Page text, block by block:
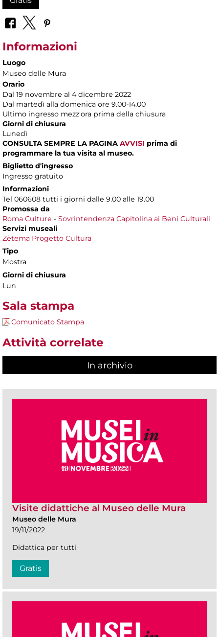
Informazioni
Luogo
Museo delle Mura
Orario
Dal 19 novembre al 4 dicembre 2022
Dal martedì alla domenica ore 9.00-14.00
Ultimo ingresso mezz'ora prima della chiusura
Giorni di chiusura
Lunedì
CONSULTA SEMPRE LA PAGINA AVVISI prima di
programmare la tua visita al museo.
Biglietto d'ingresso
Ingresso gratuito
Informazioni
Tel 060608 tutti i giorni dalle 9.00 alle 19.00
Promossa da
Roma Culture - Sovrintendenza Capitolina ai Beni Culturali
Servizi museali
Zètema Progetto Cultura
Tipo
Mostra
Giorni di chiusura
Lun
Sala stampa
Comunicato Stampa
Attività correlate
In archivio
Visite didattiche al Museo delle Mura
Museo delle Mura
19/11/2022
Didattica per tutti
Gratis